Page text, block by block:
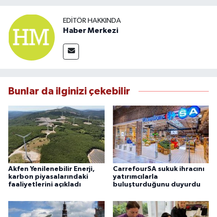
EDITÖR HAKKINDA
Haber Merkezi
Bunlar da ilginizi çekebilir
Akfen Yenilenebilir Enerji,
karbon piyasalarındaki
faaliyetlerini açıkladı
CarrefourSA sukuk ihracını
yatırımcılarla
buluşturduğunu duyurdu